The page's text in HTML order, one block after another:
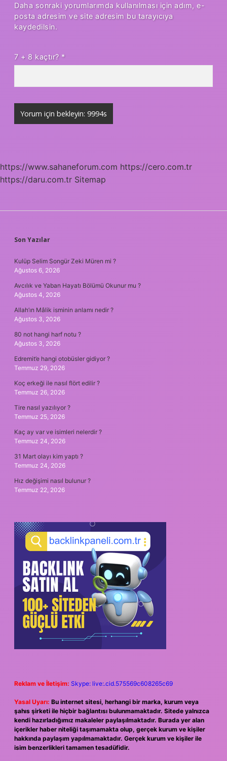
Daha sonraki yorumlarımda kullanılması için adım, e-
posta adresim ve site adresim bu tarayıcıya
kaydedilsin.
7 + 8 kaçtır? *
https://www.sahaneforum.com https://cero.com.tr
https://daru.com.tr Sitemap
SIDEBAR
Son Yazılar
Kulüp Selim Songür Zeki Müren mi ?
Ağustos 6, 2026
Avcılık ve Yaban Hayatı Bölümü Okunur mu ?
Ağustos 4, 2026
Allah’ın Mâlik isminin anlamı nedir ?
Ağustos 3, 2026
80 not hangi harf notu ?
Ağustos 3, 2026
Edremit’e hangi otobüsler gidiyor ?
Temmuz 29, 2026
Koç erkeği ile nasıl flört edilir ?
Temmuz 26, 2026
Tire nasıl yazılıyor ?
Temmuz 25, 2026
Kaç ay var ve isimleri nelerdir ?
Temmuz 24, 2026
31 Mart olayı kim yaptı ?
Temmuz 24, 2026
Hız değişimi nasıl bulunur ?
Temmuz 22, 2026
Reklam ve İletişim: Skype: live:.cid.575569c608265c69
Yasal Uyarı: Bu internet sitesi, herhangi bir marka, kurum veya
şahıs şirketi ile hiçbir bağlantısı bulunmamaktadır. Sitede yalnızca
kendi hazırladığımız makaleler paylaşılmaktadır. Burada yer alan
içerikler haber niteliği taşımamakta olup, gerçek kurum ve kişiler
hakkında paylaşım yapılmamaktadır. Gerçek kurum ve kişiler ile
isim benzerlikleri tamamen tesadüfidir.